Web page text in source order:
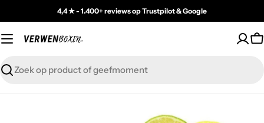
to
content
4,4 ★ - 1.400+ reviews op Trustpilot & Google
Zoeken